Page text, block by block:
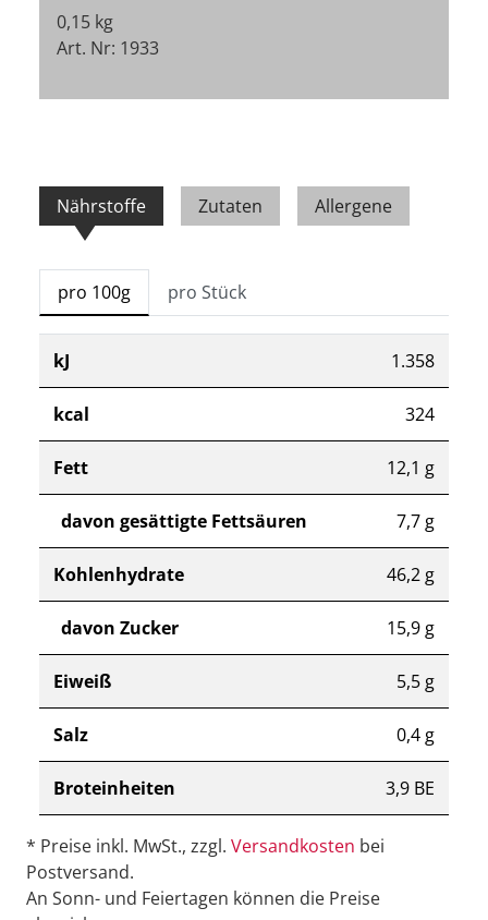
0,15 kg
Art. Nr: 1933
Nährstoffe Zutaten Allergene
pro 100g pro Stück
kJ 1.358
kcal 324
Fett 12,1 g
davon gesättigte Fettsäuren 7,7 g
Kohlenhydrate 46,2 g
davon Zucker 15,9 g
Eiweiß 5,5 g
Salz 0,4 g
Broteinheiten 3,9 BE
* Preise inkl. MwSt., zzgl. Versandkosten bei
Postversand.
An Sonn- und Feiertagen können die Preise